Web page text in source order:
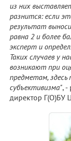
из них
разнится: если
результат
равна 2 и более
эксперт и
Таких случаев у
возникают при
предметам, здесь
субъективизма", -
директор